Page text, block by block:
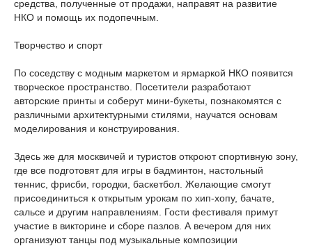
средства, полученные от продажи, направят на развитие
НКО и помощь их подопечным.
Творчество и спорт
По соседству с модным маркетом и ярмаркой НКО появится
творческое пространство. Посетители разработают
авторские принты и соберут мини-букеты, познакомятся с
различными архитектурными стилями, научатся основам
моделирования и конструирования.
Здесь же для москвичей и туристов откроют спортивную зону,
где все подготовят для игры в бадминтон, настольный
теннис, фрисби, городки, баскетбол. Желающие смогут
присоединиться к открытым урокам по хип-хопу, бачате,
сальсе и другим направлениям. Гости фестиваля примут
участие в викторине и сборе пазлов. А вечером для них
организуют танцы под музыкальные композиции